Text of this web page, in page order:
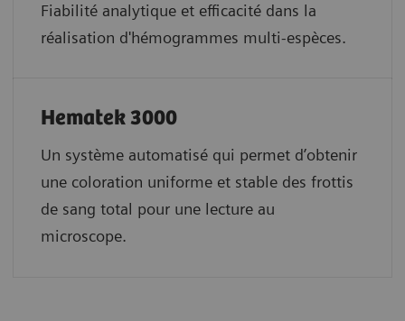
Fiabilité analytique et efficacité dans la
réalisation d'hémogrammes multi-espèces.
Hematek 3000
Un système automatisé qui permet d’obtenir
une coloration uniforme et stable des frottis
de sang total pour une lecture au
microscope.